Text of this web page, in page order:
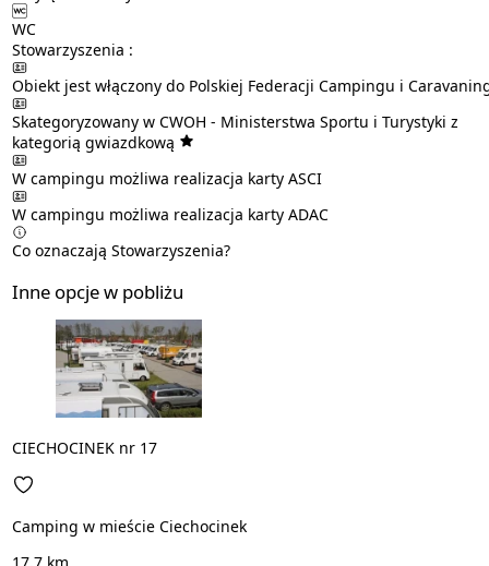
WC
Stowarzyszenia :
Obiekt jest włączony do Polskiej Federacji Campingu i
Skategoryzowany w CWOH - Ministerstwa Sportu i Turystyki z
kategorią gwiazdkową
W campingu możliwa realizacja karty ASCI
W campingu możliwa realizacja karty ADAC
Co oznaczają Stowarzyszenia?
Inne opcje w pobliżu
CIECHOCINEK nr 17
Camping w mieście Ciechocinek